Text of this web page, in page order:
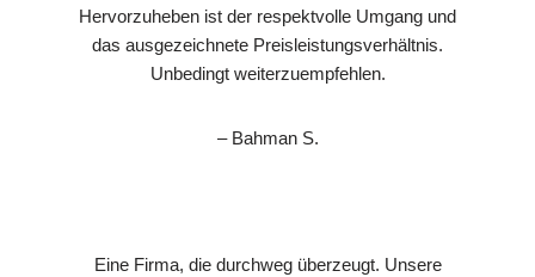
Hervorzuheben ist der respektvolle Umgang und
das ausgezeichnete Preisleistungsverhältnis.
Unbedingt weiterzuempfehlen.
– Bahman S.
Eine Firma, die durchweg überzeugt. Unsere